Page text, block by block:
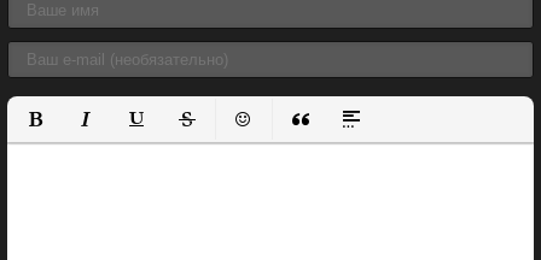
Полужирный
КурсивПодчеркнутый
ЗачеркнутыйВставить смайлик
Вставка цитаты
Вставка спойлера